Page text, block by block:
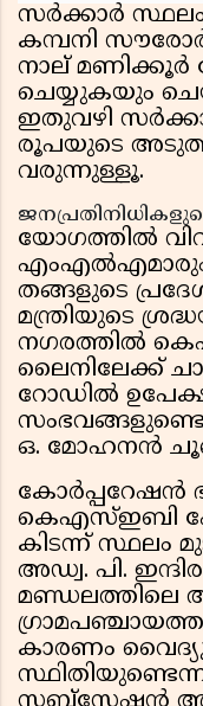
സർക്കാർ
കമ്പനി
നാല് മണിക്കൂർ
ചെയ്യുകയും
ഇതുവഴി
രൂപയുടെ അടുത്ത്
വരുന്നുള്ളൂ.
യോഗത്തിൽ
എംഎൽഎമാരും
തങ്ങളുടെ
മന്ത്രിയുടെ
നഗരത്തിൽ
ലൈനിലേക്ക്
റോഡിൽ
ഒ. മോഹനൻ
കോർപ്പറേഷൻ
കെഎസ്ഇബി
കിടന്ന് സ്ഥലം
അഡ്വ. പി. ഇന്ദിര
മണ്ഡലത്തിലെ
കാരണം